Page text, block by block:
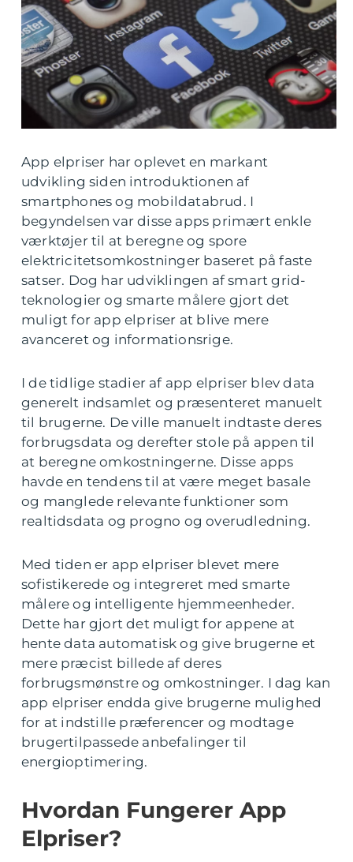
App elpriser har oplevet en markant
udvikling siden introduktionen af
smartphones og mobildatabrud. I
begyndelsen var disse apps primært enkle
værktøjer til at beregne og spore
elektricitetsomkostninger baseret på faste
satser. Dog har udviklingen af smart grid-
teknologier og smarte målere gjort det
muligt for app elpriser at blive mere
avanceret og informationsrige.
I de tidlige stadier af app elpriser blev data
generelt indsamlet og præsenteret manuelt
til brugerne. De ville manuelt indtaste deres
forbrugsdata og derefter stole på appen til
at beregne omkostningerne. Disse apps
havde en tendens til at være meget basale
og manglede relevante funktioner som
realtidsdata og progno og overudledning.
Med tiden er app elpriser blevet mere
sofistikerede og integreret med smarte
målere og intelligente hjemmeenheder.
Dette har gjort det muligt for appene at
hente data automatisk og give brugerne et
mere præcist billede af deres
forbrugsmønstre og omkostninger. I dag kan
app elpriser endda give brugerne mulighed
for at indstille præferencer og modtage
brugertilpassede anbefalinger til
energioptimering.
Hvordan Fungerer App
Elpriser?